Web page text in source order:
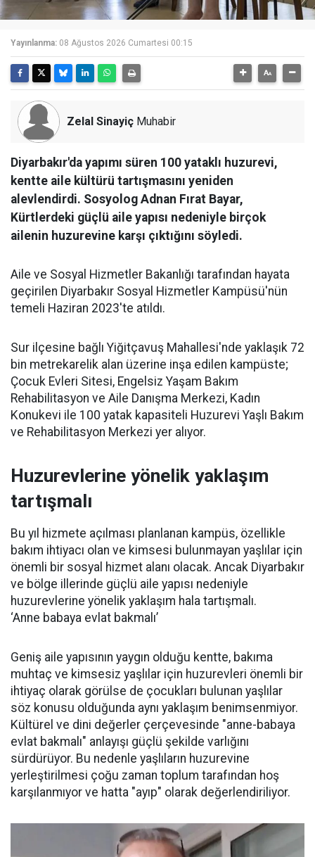
Yayınlanma: 08 Ağustos 2026 Cumartesi 00:15
Zelal Sinayiç Muhabir
Diyarbakır'da yapımı süren 100 yataklı huzurevi,
kentte aile kültürü tartışmasını yeniden
alevlendirdi. Sosyolog Adnan Fırat Bayar,
Kürtlerdeki güçlü aile yapısı nedeniyle birçok
ailenin huzurevine karşı çıktığını söyledi.
Aile ve Sosyal Hizmetler Bakanlığı tarafından hayata
geçirilen Diyarbakır Sosyal Hizmetler Kampüsü'nün
temeli Haziran 2023'te atıldı.
Sur ilçesine bağlı Yiğitçavuş Mahallesi'nde yaklaşık 72
bin metrekarelik alan üzerine inşa edilen kampüste;
Çocuk Evleri Sitesi, Engelsiz Yaşam Bakım
Rehabilitasyon ve Aile Danışma Merkezi, Kadın
Konukevi ile 100 yatak kapasiteli Huzurevi Yaşlı Bakım
ve Rehabilitasyon Merkezi yer alıyor.
Huzurevlerine yönelik yaklaşım
tartışmalı
Bu yıl hizmete açılması planlanan kampüs, özellikle
bakım ihtiyacı olan ve kimsesi bulunmayan yaşlılar için
önemli bir sosyal hizmet alanı olacak. Ancak Diyarbakır
ve bölge illerinde güçlü aile yapısı nedeniyle
huzurevlerine yönelik yaklaşım hala tartışmalı.
‘Anne babaya evlat bakmalı’
Geniş aile yapısının yaygın olduğu kentte, bakıma
muhtaç ve kimsesiz yaşlılar için huzurevleri önemli bir
ihtiyaç olarak görülse de çocukları bulunan yaşlılar
söz konusu olduğunda aynı yaklaşım benimsenmiyor.
Kültürel ve dini değerler çerçevesinde "anne-babaya
evlat bakmalı" anlayışı güçlü şekilde varlığını
sürdürüyor. Bu nedenle yaşlıların huzurevine
yerleştirilmesi çoğu zaman toplum tarafından hoş
karşılanmıyor ve hatta "ayıp" olarak değerlendiriliyor.